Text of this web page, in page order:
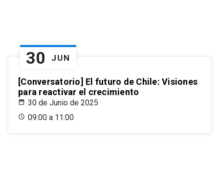
30 JUN
[Conversatorio] El futuro de Chile: Visiones
para reactivar el crecimiento
30 de Junio de 2025
09:00 a 11:00